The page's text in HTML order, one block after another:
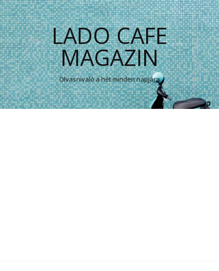
LADO CAFE
MAGAZIN
Olvasnivaló a hét minden napjára